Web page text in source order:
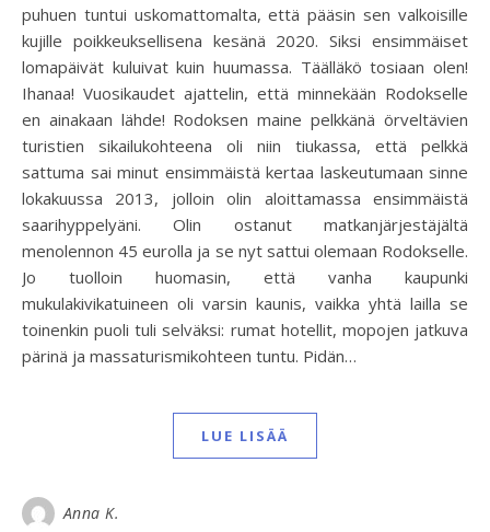
puhuen tuntui uskomattomalta, että pääsin sen valkoisille
kujille poikkeuksellisena kesänä 2020. Siksi ensimmäiset
lomapäivät kuluivat kuin huumassa. Täälläkö tosiaan olen!
Ihanaa! Vuosikaudet ajattelin, että minnekään Rodokselle
en ainakaan lähde! Rodoksen maine pelkkänä örveltävien
turistien sikailukohteena oli niin tiukassa, että pelkkä
sattuma sai minut ensimmäistä kertaa laskeutumaan sinne
lokakuussa 2013, jolloin olin aloittamassa ensimmäistä
saarihyppelyäni. Olin ostanut matkanjärjestäjältä
menolennon 45 eurolla ja se nyt sattui olemaan Rodokselle.
Jo tuolloin huomasin, että vanha kaupunki
mukulakivikatuineen oli varsin kaunis, vaikka yhtä lailla se
toinenkin puoli tuli selväksi: rumat hotellit, mopojen jatkuva
pärinä ja massaturismikohteen tuntu. Pidän…
LUE LISÄÄ
Anna K.